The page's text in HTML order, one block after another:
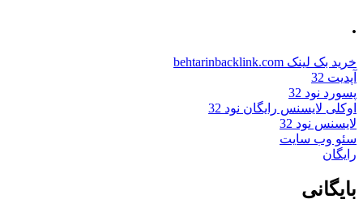
.
خرید بک لینک behtarinbacklink.com
آپدیت 32
پسورد نود 32
اوکلی لایسنس رایگان نود 32
لایسنس نود 32
سئو وب سایت
رایگان
بایگانی